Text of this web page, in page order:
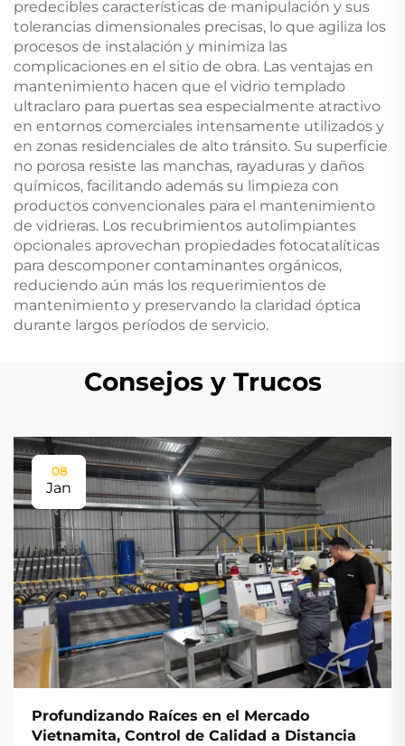
predecibles características de manipulación y sus
tolerancias dimensionales precisas, lo que agiliza los
procesos de instalación y minimiza las
complicaciones en el sitio de obra. Las ventajas en
mantenimiento hacen que el vidrio templado
ultraclaro para puertas sea especialmente atractivo
en entornos comerciales intensamente utilizados y
en zonas residenciales de alto tránsito. Su superficie
no porosa resiste las manchas, rayaduras y daños
químicos, facilitando además su limpieza con
productos convencionales para el mantenimiento
de vidrieras. Los recubrimientos autolimpiantes
opcionales aprovechan propiedades fotocatalíticas
para descomponer contaminantes orgánicos,
reduciendo aún más los requerimientos de
mantenimiento y preservando la claridad óptica
durante largos períodos de servicio.
Consejos y Trucos
08
Jan
Profundizando Raíces en el Mercado
Vietnamita, Control de Calidad a Distancia